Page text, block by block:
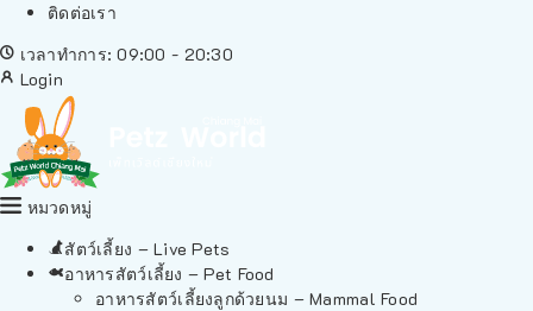
ติดต่อเรา
เวลาทำการ: 09:00 - 20:30
Login
หมวดหมู่
สัตว์เลี้ยง – Live Pets
อาหารสัตว์เลี้ยง – Pet Food
อาหารสัตว์เลี้ยงลูกด้วยนม – Mammal Food